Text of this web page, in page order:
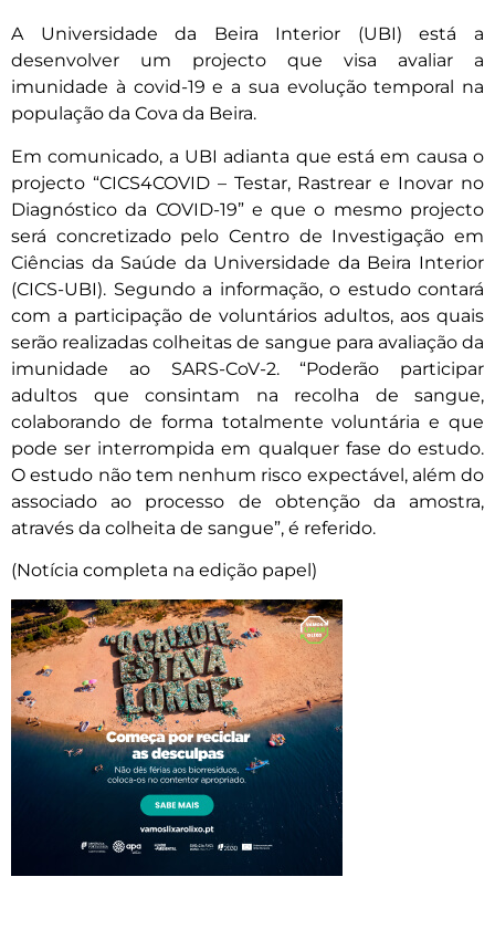
A Universidade da Beira Interior (UBI) está a
desenvolver um projecto que visa avaliar a
imunidade à covid-19 e a sua evolução temporal na
população da Cova da Beira.
Em comunicado, a UBI adianta que está em causa o
projecto “CICS4COVID – Testar, Rastrear e Inovar no
Diagnóstico da COVID-19” e que o mesmo projecto
será concretizado pelo Centro de Investigação em
Ciências da Saúde da Universidade da Beira Interior
(CICS-UBI). Segundo a informação, o estudo contará
com a participação de voluntários adultos, aos quais
serão realizadas colheitas de sangue para avaliação da
imunidade ao SARS-CoV-2. “Poderão participar
adultos que consintam na recolha de sangue,
colaborando de forma totalmente voluntária e que
pode ser interrompida em qualquer fase do estudo.
O estudo não tem nenhum risco expectável, além do
associado ao processo de obtenção da amostra,
através da colheita de sangue”, é referido.
(Notícia completa na edição papel)